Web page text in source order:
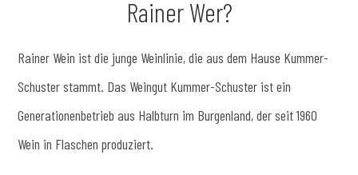
Rainer Wer?
Rainer Wein ist die junge Weinlinie, die aus dem Hause Kummer-
Schuster stammt. Das Weingut Kummer-Schuster ist ein
Generationenbetrieb aus Halbturn im Burgenland, der seit 1960
Wein in Flaschen produziert.